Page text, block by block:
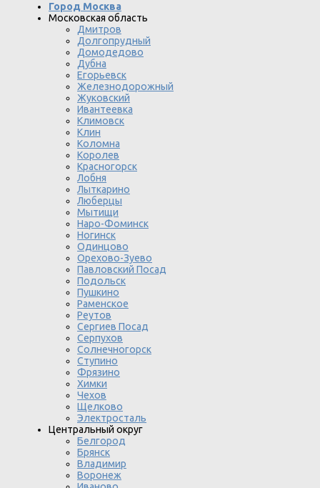
Город Москва
Московская область
Дмитров
Долгопрудный
Домодедово
Дубна
Егорьевск
Железнодорожный
Жуковский
Ивантеевка
Климовск
Клин
Коломна
Королев
Красногорск
Лобня
Лыткарино
Люберцы
Мытищи
Наро-Фоминск
Ногинск
Одинцово
Орехово-Зуево
Павловский Посад
Подольск
Пушкино
Раменское
Реутов
Сергиев Посад
Серпухов
Солнечногорск
Ступино
Фрязино
Химки
Чехов
Щелково
Электросталь
Центральный округ
Белгород
Брянск
Владимир
Воронеж